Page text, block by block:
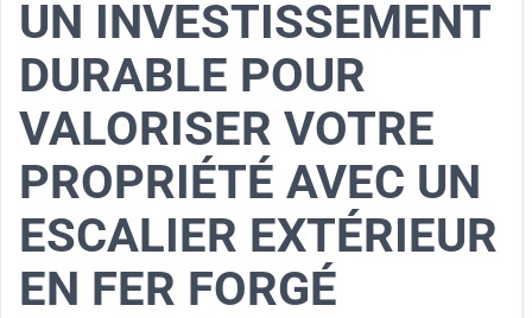
UN INVESTISSEMENT
DURABLE POUR
VALORISER VOTRE
PROPRIÉTÉ AVEC UN
ESCALIER EXTÉRIEUR
EN FER FORGÉ